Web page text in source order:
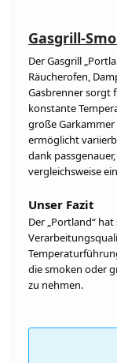
Gasgrill-
Der Gasgrill
Räucherofen,
Gasbrenner sorgt
konstante
große Garkammer
ermöglicht
dank
vergleichsweise
Unser Fazit
Der „Portland“
die smoken oder
zu nehmen.